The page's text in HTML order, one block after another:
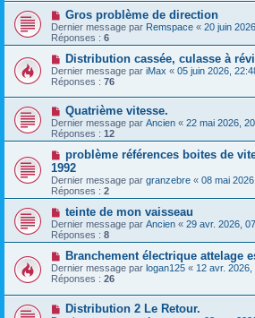
Gros problème de direction
Dernier message par Remspace « 20 juin
Réponses : 6
Distribution cassée, culasse à
Dernier message par iMax « 05 juin 2026,
Réponses : 76
Quatrième vitesse.
Dernier message par Ancien « 22 mai 2026,
Réponses : 12
problème références boites de
1992
Dernier message par granzebre « 08 mai
Réponses : 2
teinte de mon vaisseau
Dernier message par Ancien « 29 avr. 2026,
Réponses : 8
Branchement électrique attelage
Dernier message par logan125 « 12 avr. 2026,
Réponses : 26
Distribution 2 Le Retour.